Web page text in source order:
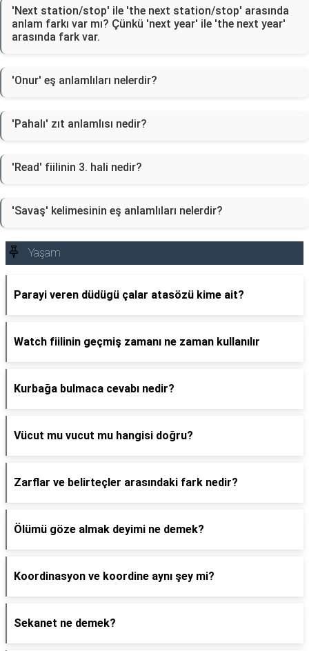
'Next station/stop' ile 'the next station/stop' arasında
anlam farkı var mı? Çünkü 'next year' ile 'the next year'
arasında fark var.
'Onur' eş anlamlıları nelerdir?
'Pahalı' zıt anlamlısı nedir?
'Read' fiilinin 3. hali nedir?
'Savaş' kelimesinin eş anlamlıları nelerdir?
Yaşam
Parayi veren düdügü çalar atasözü kime ait?
Watch fiilinin geçmiş zamanı ne zaman kullanılır
Kurbağa bulmaca cevabı nedir?
Vücut mu vucut mu hangisi doğru?
Zarflar ve belirteçler arasındaki fark nedir?
Ölümü göze almak deyimi ne demek?
Koordinasyon ve koordine aynı şey mi?
Sekanet ne demek?